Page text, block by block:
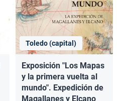
Toledo (capital)
Exposición "Los Mapas
y la primera vuelta al
mundo". Expedición de
Magallanes y Elcano